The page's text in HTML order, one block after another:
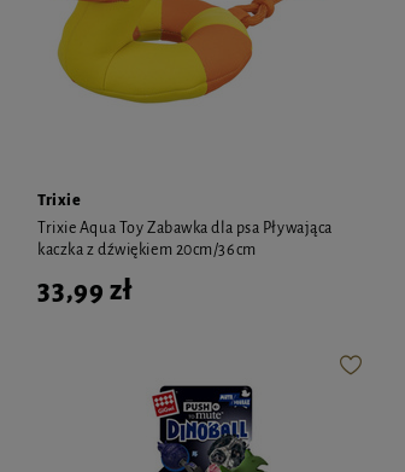
Trixie
Trixie Aqua Toy Zabawka dla psa Pływająca
kaczka z dźwiękiem 20cm/36cm
33,99 zł